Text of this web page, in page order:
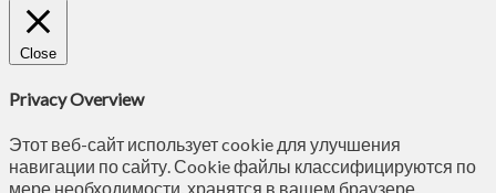
Close
Privacy Overview
Этот веб-сайт использует cookie для улучшения
навигации по сайту. Сookie файлы классифицируются по
мере необходимости, хранятся в вашем браузере,